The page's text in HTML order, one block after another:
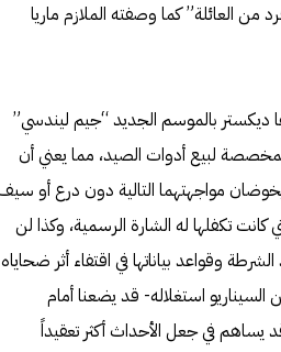
من العائلة” كما وصفته الملازم ماريا
ديكستر بالموسم الجديد “جيم ليندسي”
لبيع أدوات الصيد، مما يعني أن
مواجهتهما التالية دون درع أو
تكفلها له الشارة الرسمية، وكذا لن
وقواعد بياناتها في اقتفاء أثر ضحاياه
السيناريو استغلاله- قد يضعنا أمام
في جعل الأحداث أكثر تعقيداً